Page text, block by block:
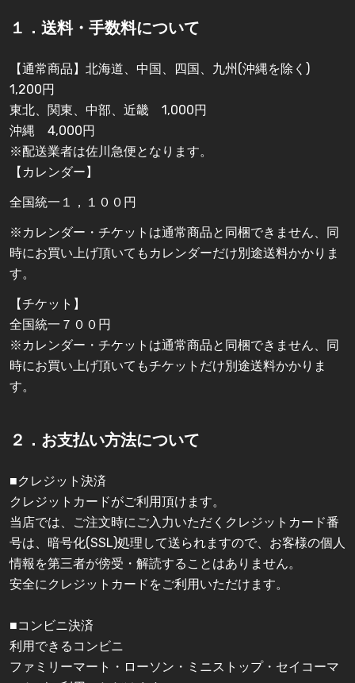
１．送料・手数料について
【通常商品】北海道、中国、四国、九州(沖縄を除く)
1,200円
東北、関東、中部、近畿 1,000円
沖縄 4,000円
※配送業者は佐川急便となります。
【カレンダー】
全国統一１，１００円
※カレンダー・チケットは通常商品と同梱できません、同
時にお買い上げ頂いてもカレンダーだけ別途送料かかりま
す。
【チケット】
全国統一７００円
※カレンダー・チケットは通常商品と同梱できません、同
時にお買い上げ頂いてもチケットだけ別途送料かかりま
す。
２．お支払い方法について
■クレジット決済
クレジットカードがご利用頂けます。
当店では、ご注文時にご入力いただくクレジットカード番
号は、暗号化(SSL)処理して送られますので、お客様の個人
情報を第三者が傍受・解読することはありません。
安全にクレジットカードをご利用いただけます。
■コンビニ決済
利用できるコンビニ
ファミリーマート・ローソン・ミニストップ・セイコーマ